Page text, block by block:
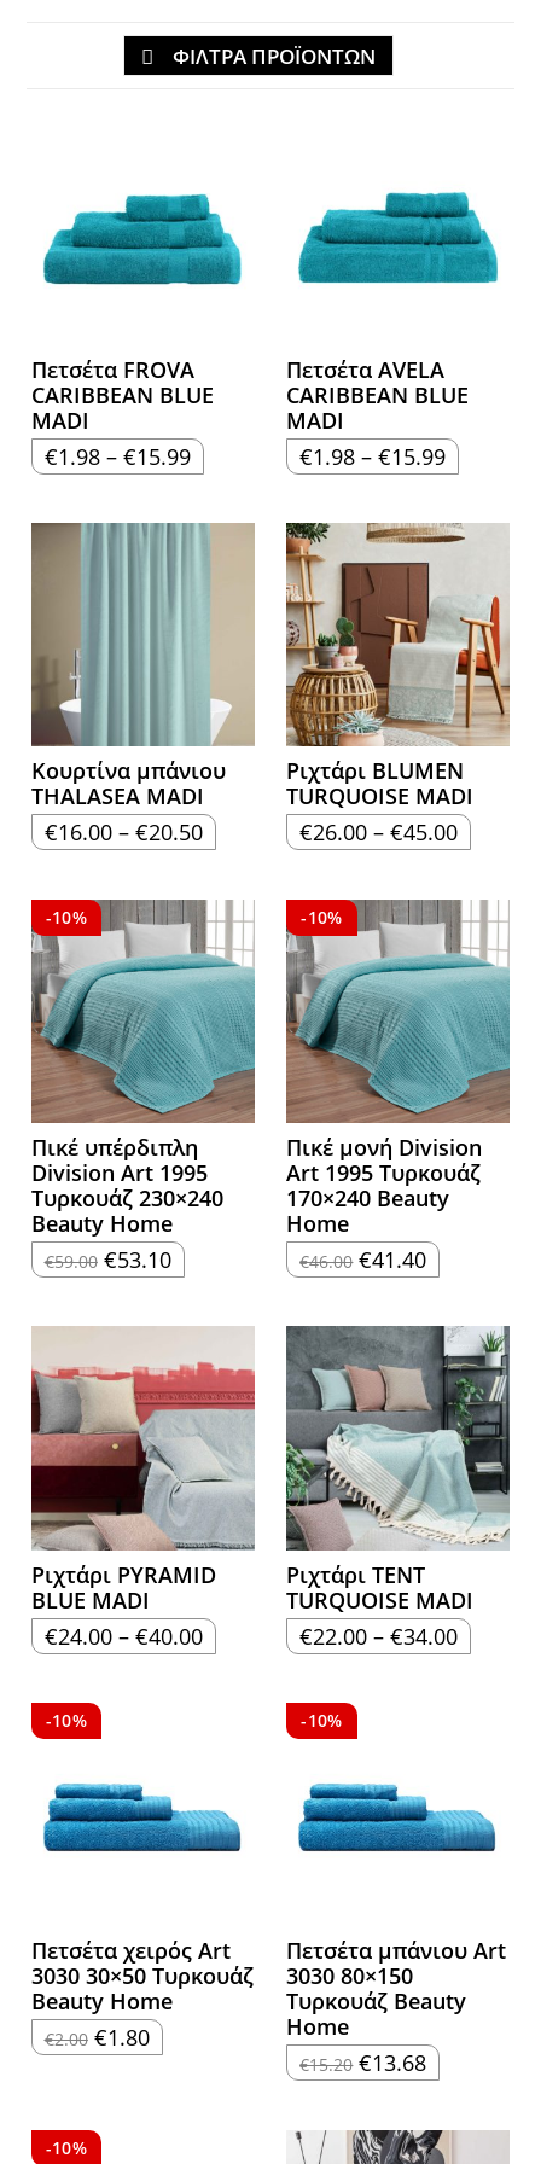
ΦΙΛΤΡΑ ΠΡΟΪΟΝΤΩΝ
Πετσέτα FROVA
CARIBBEAN BLUE
MADI
€1.98 – €15.99Price
range:
€15.99
Πετσέτα AVELA
CARIBBEAN BLUE
MADI
€1.98 – €15.99Price
range:
€15.99
Κουρτίνα μπάνιου
THALASEA MADI
€16.00 – €20.50Price
range:
€20.50
Ριχτάρι BLUMEN
TURQUOISE MADI
€26.00 – €45.00Price
range:
€45.00
-10%
Πικέ υπέρδιπλη
Division Αrt 1995
Τυρκουάζ 230×240
Beauty Home
€59.00 Original
price
€53.10Η
τρέχουσα
€53.10.
-10%
Πικέ μονή Division
Αrt 1995 Τυρκουάζ
170×240 Beauty
Home
€46.00 Original
price
€41.40Η
τρέχουσα
€41.40.
Ριχτάρι PYRAMID
BLUE MADI
€24.00 – €40.00Price
range:
Ριχτάρι TENT
TURQUOISE MADI
€22.00 – €34.00Price
range:
-10%
Πετσέτα χειρός Art
3030 30×50 Τυρκουάζ
Beauty Home
€2.00 Original
price
€1.80Η
τρέχουσα
-10%
Πετσέτα μπάνιου Art
3030 80×150
Τυρκουάζ Beauty
Home
€15.20 Original
price
€13.68 Η
τρέχουσα
€13.68.
-10%